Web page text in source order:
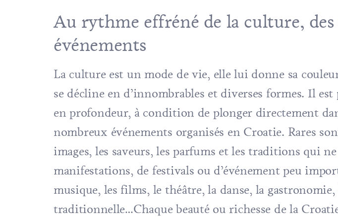
Au rythme effréné de la culture,
événements
La culture est un mode de vie, elle lui donne sa
se décline en d’innombrables et diverses formes. Il
en profondeur, à condition de plonger directement
nombreux événements organisés en Croatie. Rares
images, les saveurs, les parfums et les traditions qui
manifestations, de festivals ou d’événement peu
musique, les films, le théâtre, la danse, la
traditionnelle…Chaque beauté ou richesse de la